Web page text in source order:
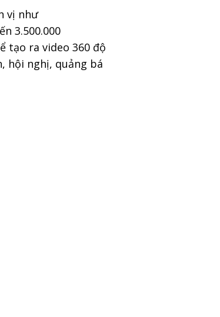
vị như
3.500.000
tạo ra video 360 độ
hội nghị, quảng bá